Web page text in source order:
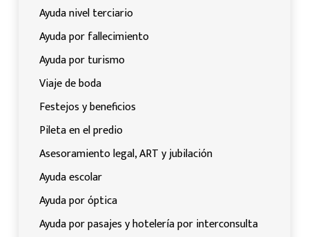
Ayuda nivel terciario
Ayuda por fallecimiento
Ayuda por turismo
Viaje de boda
Festejos y beneficios
Pileta en el predio
Asesoramiento legal, ART y jubilación
Ayuda escolar
Ayuda por óptica
Ayuda por pasajes y hotelería por interconsulta